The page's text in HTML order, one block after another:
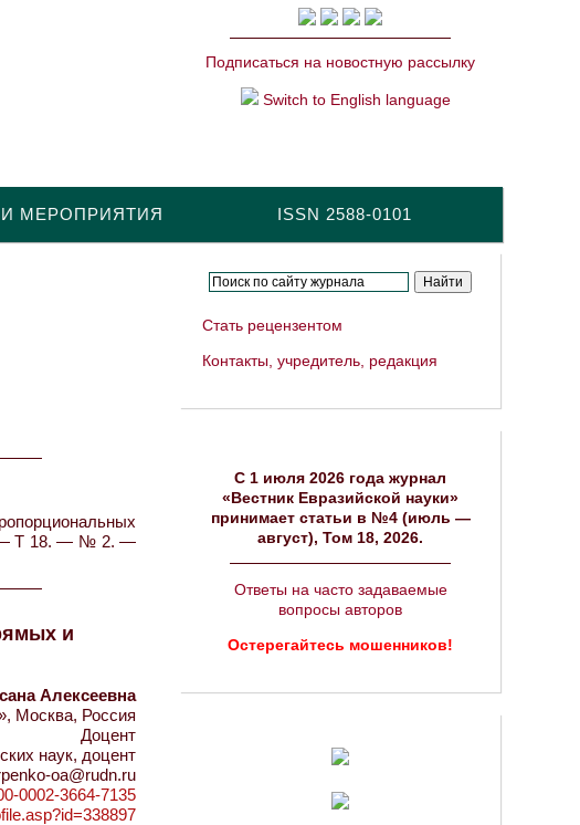
Подписаться на новостную рассылку
Switch to English language
ISSN 2588-0101
МЕРОПРИЯТИЯ
— Т 18. — № 2. —
и
Алексеевна
Москва, Россия
Доцент
наук, доцент
oa@rudn.ru
0002-3664-7135
Стать рецензентом
Контакты, учредитель, редакция
C 1 июля 2026 года журнал
«Вестник Евразийской науки»
принимает статьи в №4 (июль —
август), Том 18, 2026.
Ответы на часто задаваемые
вопросы авторов
Остерегайтесь мошенников!